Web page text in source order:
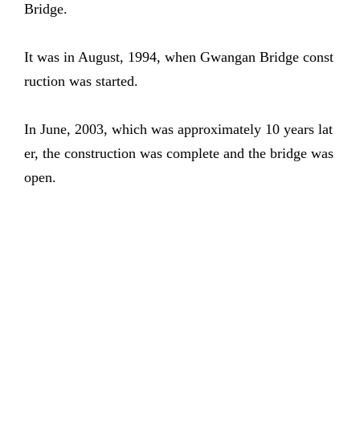
Bridge.
It was in August, 1994, when Gwangan Bridge const
ruction was started.
In June, 2003, which was approximately 10 years lat
er, the construction was complete and the bridge was
open.